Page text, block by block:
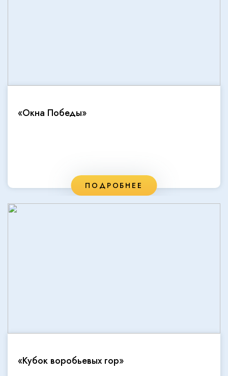
«Окна Победы»
ПОДРОБНЕЕ
«Кубок воробьевых гор»